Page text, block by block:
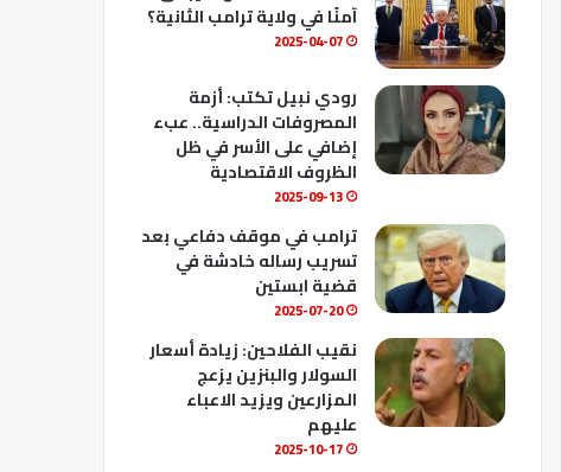
b
e
آمنًا في ولاية ترامب الثانية؟
2025-04-07
رودي نبيل تكتب: أزمة
المصروفات الدراسية.. عبء
إضافي على الأسر في ظل
الظروف الاقتصادية
2025-09-13
ترامب في موقف دفاعي بعد
تسريب رساله خادشة في
قضية ابستين
2025-07-20
نقيب الفلاحين: زيادة أسعار
السولار والبنزين يزعج
المزارعين ويزيد الاعباء
عليهم
2025-10-17